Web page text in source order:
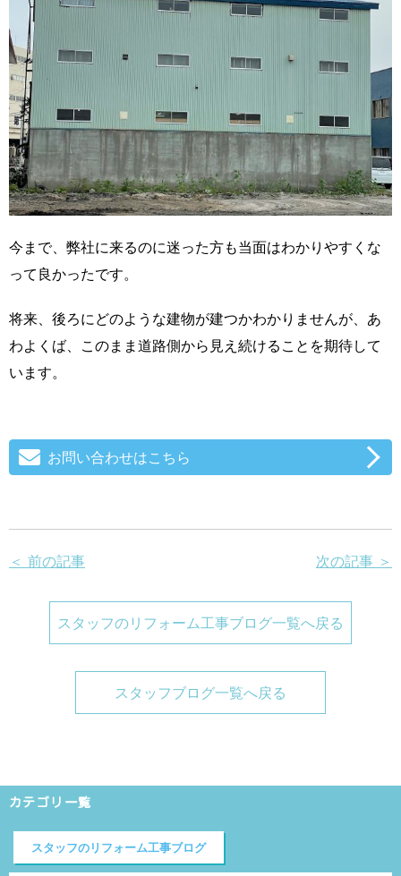
今まで、弊社に来るのに迷った方も当面はわかりやすくな
って良かったです。
将来、後ろにどのような建物が建つかわかりませんが、あ
わよくば、このまま道路側から見え続けることを期待して
います。
お問い合わせはこちら
＜ 前の記事 次の記事 ＞
スタッフのリフォーム工事ブログ一覧へ戻る
スタッフブログ一覧へ戻る
カテゴリ一覧
スタッフのリフォーム工事ブログ